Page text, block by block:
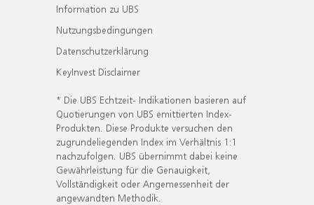
Information zu UBS
Nutzungsbedingungen
Datenschutzerklärung
KeyInvest Disclaimer
* Die UBS Echtzeit- Indikationen basieren auf
Quotierungen von UBS emittierten Index-
Produkten. Diese Produkte versuchen den
zugrundeliegenden Index im Verhältnis 1:1
nachzufolgen. UBS übernimmt dabei keine
Gewährleistung für die Genauigkeit,
Vollständigkeit oder Angemessenheit der
angewandten Methodik.